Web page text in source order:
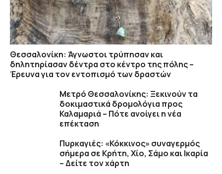
Θεσσαλονίκη: Άγνωστοι τρύπησαν και
δηλητηρίασαν δέντρα στο κέντρο της πόλης –
Έρευνα για τον εντοπισμό των δραστών
Μετρό Θεσσαλονίκης: Ξεκινούν τα
δοκιμαστικά δρομολόγια προς
Καλαμαριά – Πότε ανοίγει η νέα
επέκταση
Πυρκαγιές: «Κόκκινος» συναγερμός
σήμερα σε Κρήτη, Χίο, Σάμο και Ικαρία
– Δείτε τον χάρτη